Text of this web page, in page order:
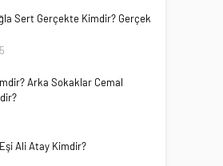
Sert Gerçekte Kimdir? Gerçek
Arka Sokaklar Cemal
Ali Atay Kimdir?